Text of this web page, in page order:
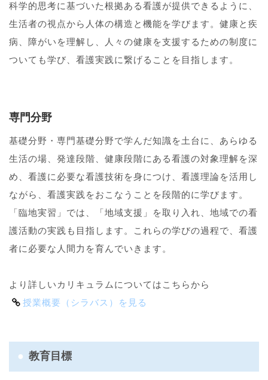
科学的思考に基づいた根拠ある看護が提供できるように、
生活者の視点から人体の構造と機能を学びます。健康と疾
病、障がいを理解し、人々の健康を支援するための制度に
ついても学び、看護実践に繋げることを目指します。
専門分野
基礎分野・専門基礎分野で学んだ知識を土台に、あらゆる
生活の場、発達段階、健康段階にある看護の対象理解を深
め、看護に必要な看護技術を身につけ、看護理論を活用し
ながら、看護実践をおこなうことを段階的に学びます。
「臨地実習」では、「地域支援」を取り入れ、地域での看
護活動の実践も目指します。これらの学びの過程で、看護
者に必要な人間力を育んでいきます。
より詳しいカリキュラムについてはこちらから
授業概要（シラバス）を見る
教育目標